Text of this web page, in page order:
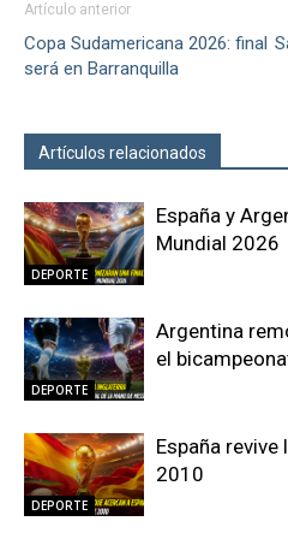
Artículo anterior
Copa Sudamericana 2026: final
será en Barranquilla
Artículos relacionados
DEPORTE
España y
Mundial 2026
DEPORTE
Argentina
el
DEPORTE
España
2010